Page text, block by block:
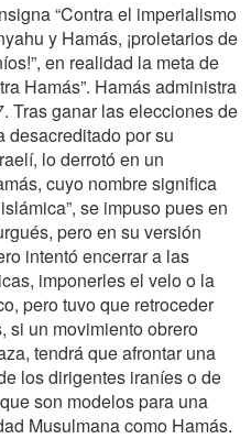
“Contra el imperialismo
y Hamás, ¡proletarios de
en realidad la meta de
Hamás”. Hamás administra
Tras ganar las elecciones de
desacreditado por su
lo derrotó en un
cuyo nombre significa
se impuso pues en
pero en su versión
intentó encerrar a las
imponerles el velo o la
pero tuvo que retroceder
si un movimiento obrero
tendrá que afrontar una
los dirigentes iraníes o de
son modelos para una
Musulmana como Hamás.